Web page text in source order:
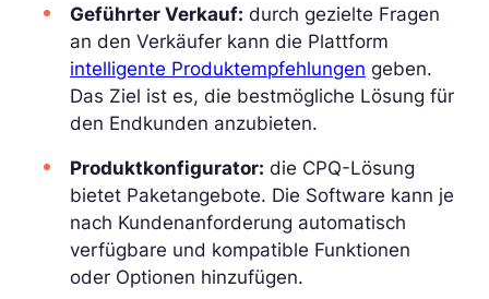
Geführter Verkauf: durch gezielte Fragen
an den Verkäufer kann die Plattform
intelligente Produktempfehlungen geben.
Das Ziel ist es, die bestmögliche Lösung für
den Endkunden anzubieten.
Produktkonfigurator: die CPQ-Lösung
bietet Paketangebote. Die Software kann je
nach Kundenanforderung automatisch
verfügbare und kompatible Funktionen
oder Optionen hinzufügen.